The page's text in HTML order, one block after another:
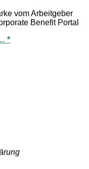
vom Arbeitgeber
Benefit Portal
*